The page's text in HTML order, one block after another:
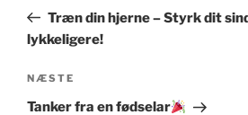
indlægTræn din hjerne – Styrk dit
lykkeligere!
Næste
indlæg
NÆSTE
Tanker fra en fødselar